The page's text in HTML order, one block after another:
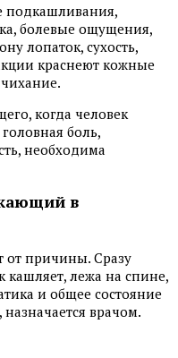
подкашливания,
болевые ощущения,
лопаток, сухость,
краснеют кожные
когда человек
боль,
необходима
в
от причины. Сразу
кашляет, лежа на спине,
и общее состояние
врачом.